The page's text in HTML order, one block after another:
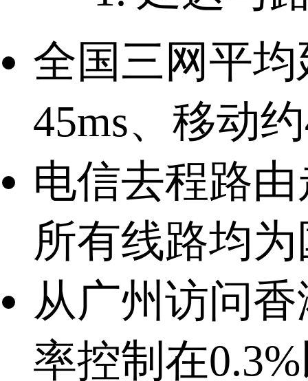
全国三网平
45ms、移动
电信去程路
所有线路均
从广州访问
率控制在